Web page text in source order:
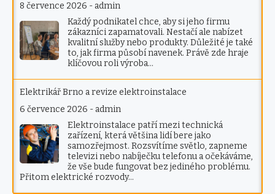
8 července 2026 - admin
Každý podnikatel chce, aby si jeho firmu
zákazníci zapamatovali. Nestačí ale nabízet
kvalitní služby nebo produkty. Důležité je také
to, jak firma působí navenek. Právě zde hraje
klíčovou roli výroba…
Elektrikář Brno a revize elektroinstalace
6 července 2026 - admin
Elektroinstalace patří mezi technická
zařízení, která většina lidí bere jako
samozřejmost. Rozsvítíme světlo, zapneme
televizi nebo nabíječku telefonu a očekáváme,
že vše bude fungovat bez jediného problému.
Přitom elektrické rozvody…